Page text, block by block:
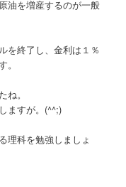
油を増産するのが一般
を終了し、金利は１％
。
ますが。(^^;)
理科を勉強しましょ